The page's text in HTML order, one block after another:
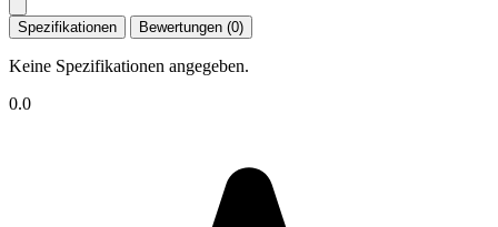
Spezifikationen Bewertungen (0)
Keine Spezifikationen angegeben.
0.0